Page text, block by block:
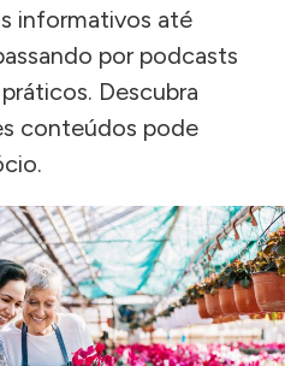
informativos até
por podcasts
Descubra
conteúdos pode